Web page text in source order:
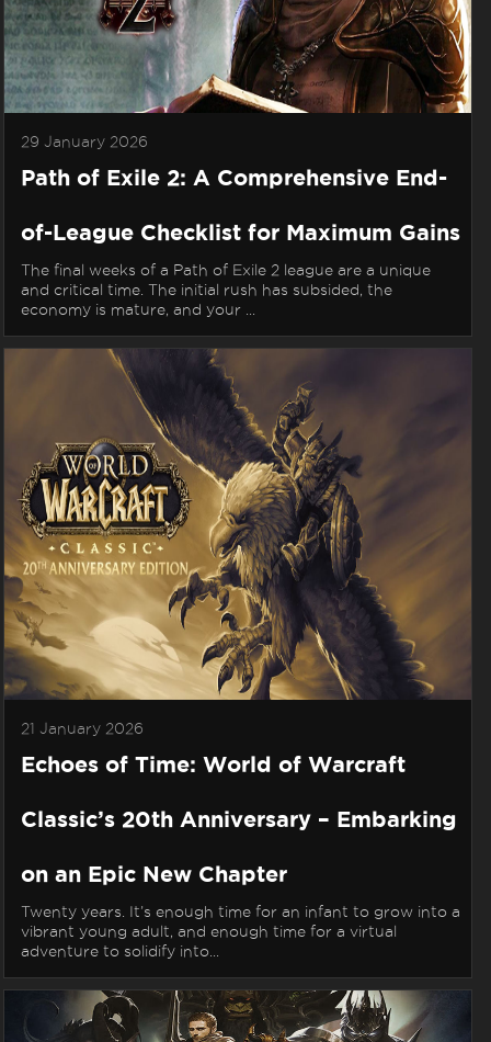
29 January 2026
Path of Exile 2: A Comprehensive End-
of-League Checklist for Maximum Gains
The final weeks of a Path of Exile 2 league are a unique
and critical time. The initial rush has subsided, the
economy is mature, and your ...
21 January 2026
Echoes of Time: World of Warcraft
Classic’s 20th Anniversary – Embarking
on an Epic New Chapter
Twenty years. It’s enough time for an infant to grow into a
vibrant young adult, and enough time for a virtual
adventure to solidify into...